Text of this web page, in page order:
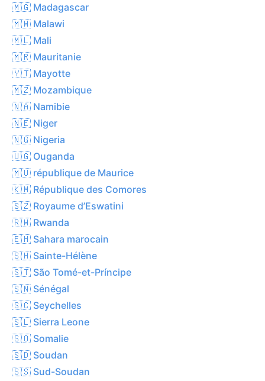
🇲🇬 Madagascar
🇲🇼 Malawi
🇲🇱 Mali
🇲🇷 Mauritanie
🇾🇹 Mayotte
🇲🇿 Mozambique
🇳🇦 Namibie
🇳🇪 Niger
🇳🇬 Nigeria
🇺🇬 Ouganda
🇲🇺 république de Maurice
🇰🇲 République des Comores
🇸🇿 Royaume d’Eswatini
🇷🇼 Rwanda
🇪🇭 Sahara marocain
🇸🇭 Sainte-Hélène
🇸🇹 São Tomé-et-Príncipe
🇸🇳 Sénégal
🇸🇨 Seychelles
🇸🇱 Sierra Leone
🇸🇴 Somalie
🇸🇩 Soudan
🇸🇸 Sud-Soudan